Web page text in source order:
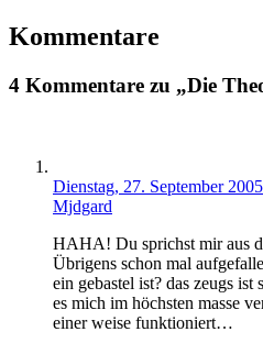
Kommentare
4 Kommentare zu „Die
Dienstag, 27. September 2005
Mjdgard
HAHA! Du sprichst mir aus
Übrigens schon mal
ein gebastel ist? das zeugs ist
es mich im höchsten masse
einer weise funktioniert…